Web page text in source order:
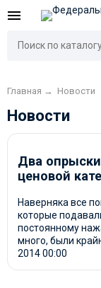
Главная → Новости
Новости
Два
ценовой
выбирать
Наверняка все
которые
постоянному
много, были
201400:00